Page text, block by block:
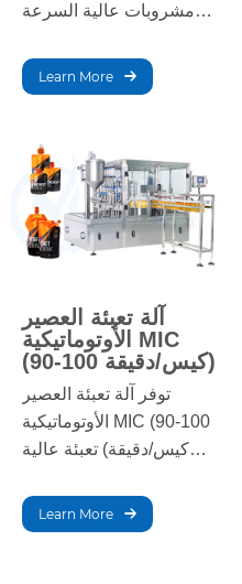
مشروبات عالية السرعة
24 رأس تعبئة و6 رؤوس
تغطية، مما يضمن تعبئة
لتغليف مشروبات متناسق
وعالي الجودة.
Learn More
آلة تعبئة العصير
الأوتوماتيكية MIC
(90-100 كيس/دقيقة)
توفر آلة تعبئة العصير
الأوتوماتيكية MIC (90-100
كيس/دقيقة) تعبئة عالية
العصائر بكميات كبيرة.
بفضل قدرتها الإنتاجية التي
Learn More